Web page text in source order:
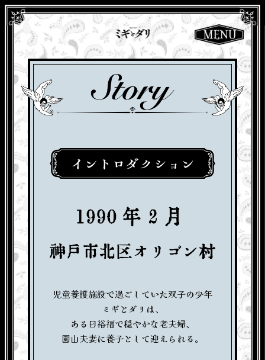
児童養護施設で過ごしていた双子の少年
ミギとダリは、
ある日裕福で穏やかな老夫婦、
園山夫妻に養子として迎えられる。